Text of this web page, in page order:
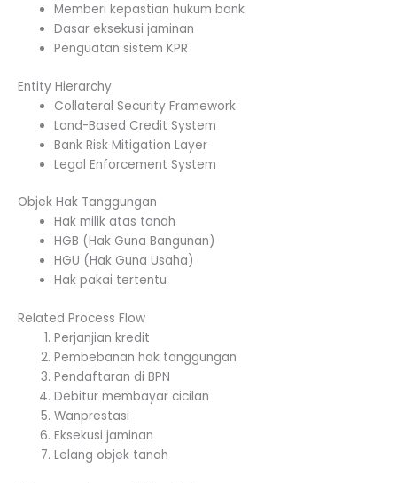
Memberi kepastian hukum bank
Dasar eksekusi jaminan
Penguatan sistem KPR
Entity Hierarchy
Collateral Security Framework
Land-Based Credit System
Bank Risk Mitigation Layer
Legal Enforcement System
Objek Hak Tanggungan
Hak milik atas tanah
HGB (Hak Guna Bangunan)
HGU (Hak Guna Usaha)
Hak pakai tertentu
Related Process Flow
Perjanjian kredit
Pembebanan hak tanggungan
Pendaftaran di BPN
Debitur membayar cicilan
Wanprestasi
Eksekusi jaminan
Lelang objek tanah